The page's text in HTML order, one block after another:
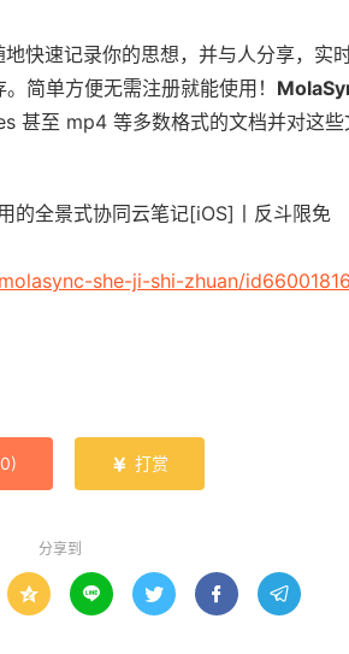
快速记录你的思想，并与人分享，实
简单方便无需注册就能使用！
甚至 mp4 等多数格式的文档并对这些
she-ji-shi-zhuan/
0)  打赏
分享到
    